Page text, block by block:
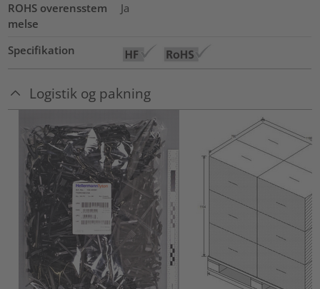
ROHS overensstem
melse
Ja
Specifikation
Logistik og pakning